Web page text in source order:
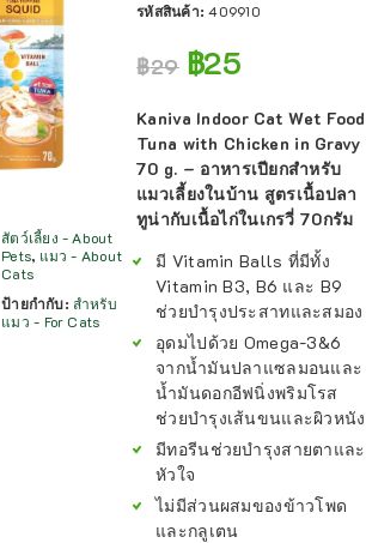
สัตว์เลี้ยง - About
Pets, แมว - About
Cats
ป้ายกำกับ: สำหรับ
แมว - For Cats
รหัสสินค้า:409910
฿29 ฿25
Kaniva Indoor Cat Wet Food
Tuna with Chicken in Gravy
70 g. – อาหารเปียกสำหรับ
แมวเลี้ยงในบ้าน สูตรเนื้อปลา
ทูน่ากับเนื้อไก่ในเกรวี่ 70กรัม
มี Vitamin Balls ที่มีทั้ง
Vitamin B3, B6 และ B9
ช่วยบำรุงประสาทและสมอง
อุดมไปด้วย Omega-3&6
จากน้ำมันปลาแซลมอนและ
น้ำมันดอกอีฟนิ่งพริมโรส
ช่วยบำรุงเส้นขนและผิวหนัง
มีทอรีนช่วยบำรุงสายตาและ
หัวใจ
ไม่มีส่วนผสมของข้าวโพด
และกลูเตน